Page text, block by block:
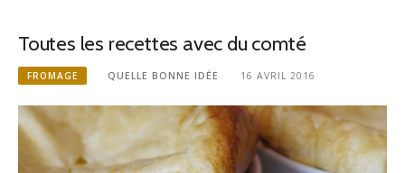
Toutes les recettes avec du comté
FROMAGE QUELLE BONNE IDÉE 16 AVRIL 2016